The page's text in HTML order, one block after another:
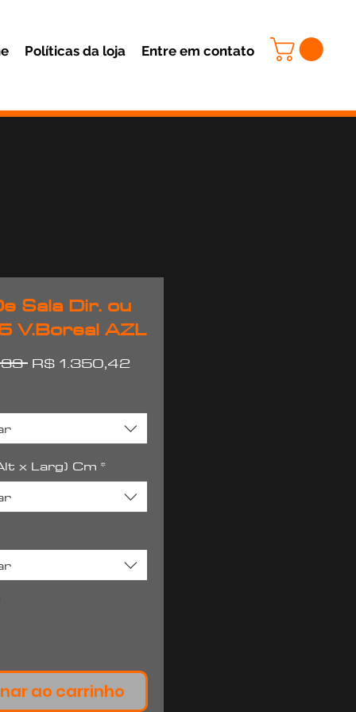
Políticas da loja Entre em contato
Sala Dir. ou
V.Boreal AZL
Preço
R$ 1.350,42Preço
x Larg) Cm *
ao carrinho